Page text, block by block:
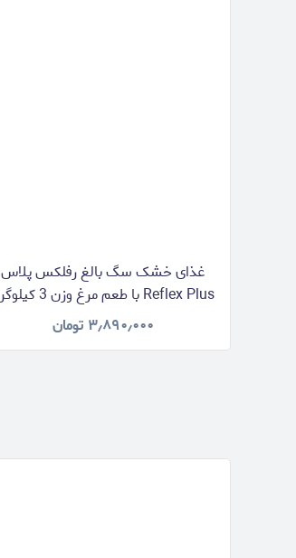
غذای خشک سگ بالغ رفلکس پلاس
Reflex Plus با طعم مرغ وزن 3 کیلوگرم
۳٫۸۹۰٫۰۰۰ تومان